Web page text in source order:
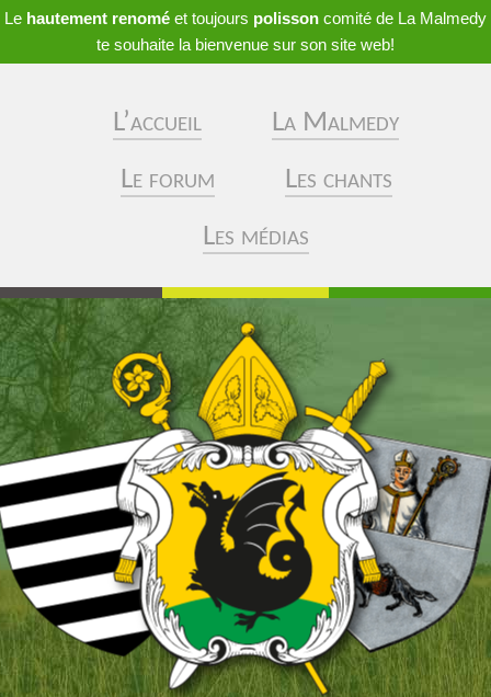
Le hautement renomé et toujours polisson comité de La Malmedy
te souhaite la bienvenue sur son site web!
L’accueil
La Malmedy
Le forum
Les chants
Les médias